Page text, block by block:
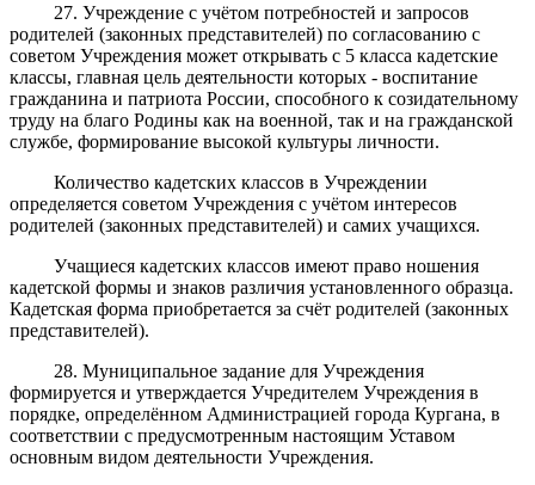
27. Учреждение с учётом потребностей и запросов
родителей (законных представителей) по согласованию с
советом Учреждения может открывать с 5 класса кадетские
классы, главная цель деятельности которых - воспитание
гражданина и патриота России, способного к созидательному
труду на благо Родины как на военной, так и на гражданской
службе, формирование высокой культуры личности.
Количество кадетских классов в Учреждении
определяется советом Учреждения с учётом интересов
родителей (законных представителей) и самих учащихся.
Учащиеся кадетских классов имеют право ношения
кадетской формы и знаков различия установленного образца.
Кадетская форма приобретается за счёт родителей (законных
представителей).
28. Муниципальное задание для Учреждения
формируется и утверждается Учредителем Учреждения в
порядке, определённом Администрацией города Кургана, в
соответствии с предусмотренным настоящим Уставом
основным видом деятельности Учреждения.